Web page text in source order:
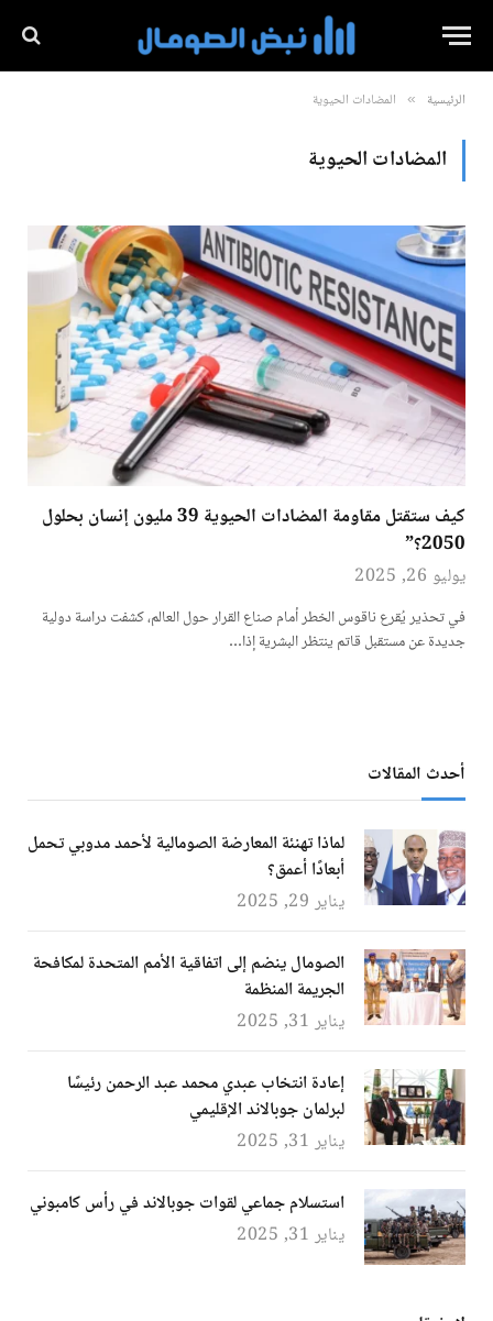
الرئيسية » المضادات الحيوية
المضادات الحيوية
كيف ستقتل مقاومة المضادات الحيوية 39 مليون إنسان بحلول
2050؟”
يوليو 26, 2025
في تحذير يُقرع ناقوس الخطر أمام صناع القرار حول العالم، كشفت دراسة دولية
جديدة عن مستقبل قاتم ينتظر البشرية إذا…
أحدث المقالات
لماذا تهنئة المعارضة الصومالية لأحمد مدوبي تحمل
أبعادًا أعمق؟
يناير 29, 2025
الصومال ينضم إلى اتفاقية الأمم المتحدة لمكافحة
الجريمة المنظمة
يناير 31, 2025
إعادة انتخاب عبدي محمد عبد الرحمن رئيسًا
لبرلمان جوبالاند الإقليمي
يناير 31, 2025
استسلام جماعي لقوات جوبالاند في رأس كامبوني
يناير 31, 2025